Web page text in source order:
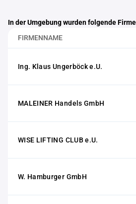
In der Umgebung wurden folgende
FIRMENNAME
Ing. Klaus Ungerböck e.U.
MALEINER Handels GmbH
WISE LIFTING CLUB e.U.
W. Hamburger GmbH